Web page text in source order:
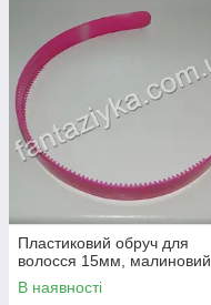
Пластиковий обруч для
волосся 15мм, малиновий
В наявності